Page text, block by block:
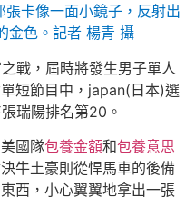
卡像一面小鏡子，反射出
金色。記者 楊青 攝
戰，屆時將發生男子單人
短節目中，japan(日本)選
瑞陽排名第20。
國隊包養金額和包養意思
牛土豪則從悍馬車的後備
西，小心翼翼地拿出一張